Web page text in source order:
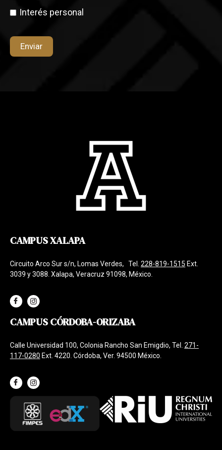
Interés personal
CAMPUS XALAPA
Circuito Arco Sur s/n, Lomas Verdes, Tel. 228-819-1515 Ext.
3039 y 3088. Xalapa, Veracruz 91098, México.
CAMPUS CÓRDOBA-ORIZABA
Calle Universidad 100, Colonia Rancho San Emigdio, Tel. 271-
117-0280 Ext. 4220. Córdoba, Ver. 94500 México.